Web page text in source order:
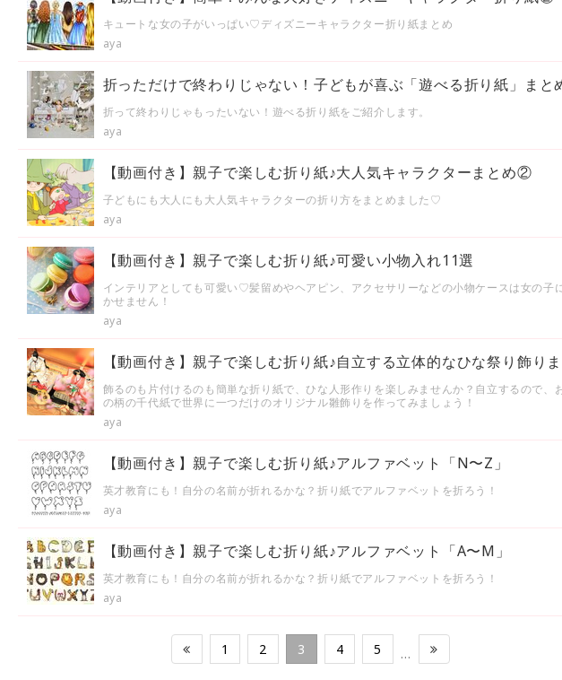
キュートな女の子がいっぱい♡ディズニーキャラクター折り紙まとめ
aya
折っただけで終わりじゃない！子どもが喜ぶ「遊べる折り紙」ま
折って終わりじゃもったいない！遊べる折り紙をご紹介します。
aya
【動画付き】親子で楽しむ折り紙♪大人気キャラクターまとめ②
子どもにも大人にも大人気キャラクターの折り方をまとめました♡
aya
【動画付き】親子で楽しむ折り紙♪可愛い小物入れ11選
インテリアとしても可愛い♡髪留めやヘアピン、アクセサリーなどの小物ケースは女の子
かせません！
aya
【動画付き】親子で楽しむ折り紙♪自立する立体的なひな祭り飾り
飾るのも片付けるのも簡単な折り紙で、ひな人形作りを楽しみませんか？自立するので、
の柄の千代紙で世界に一つだけのオリジナル雛飾りを作ってみましょう！
aya
【動画付き】親子で楽しむ折り紙♪アルファベット「N〜Z」
英才教育にも！自分の名前が折れるかな？折り紙でアルファベットを折ろう！
aya
【動画付き】親子で楽しむ折り紙♪アルファベット「A〜M」
英才教育にも！自分の名前が折れるかな？折り紙でアルファベットを折ろう！
aya
1 2 3 4 5 …